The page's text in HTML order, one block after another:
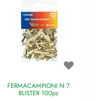
FERMACAMPIONI N.7
BLISTER 100pz